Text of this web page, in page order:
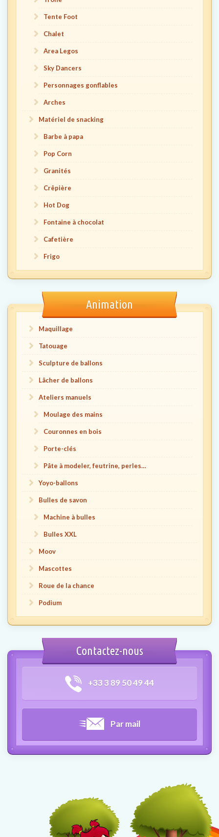
Tente Foot
Chalet
Area Legos
Sky Dancers
Personnages gonflables
Arches
Matériel de snacking
Barbe à papa
Pop Corn
Granités
Crêpière
Hot Dog
Fontaine à chocolat
Cafetière
Frigo
Animation
Maquillage
Tatouage
Sculpture de ballons
Lâcher de ballons
Ateliers manuels
Moulage des mains
Couronnes en bois
Porte-clés
Pâte à modeler, feutrine, perles…
Yoyo-ballons
Bulles de savon
Machine à bulles
Bulles XXL
Moov
Mascottes
Roue de la chance
Podium
Contactez-nous
+33 3 89 50 49 44
Par mail